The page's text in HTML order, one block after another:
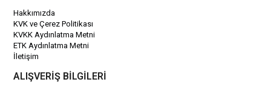
Hakkımızda
KVK ve Çerez Politikası
KVKK Aydınlatma Metni
ETK Aydınlatma Metni
İletişim
ALIŞVERİŞ BİLGİLERİ